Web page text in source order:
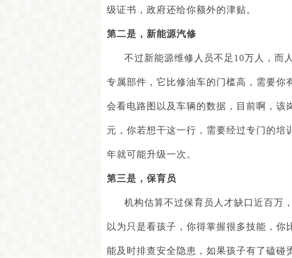
级证书，政府还给你额外的津贴。
第二是 ， 新能源汽修
不过新能源维修人员不足 10万人，而
专属部件，它比修油车的门槛高，需要你
会看电路图以及车辆的数据，目前啊，该
元，你若想干这一行，需要经过专门的
年就可能升级一次。
第三是 ， 保育员
机构估算不过保育员人才缺口近百万
以为只是看孩子，你得掌握很多技能，你
能及时排查安全隐患，如果孩子有了磕碰